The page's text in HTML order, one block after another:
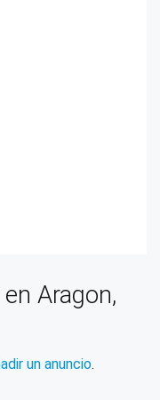
Aragon,
un anuncio.